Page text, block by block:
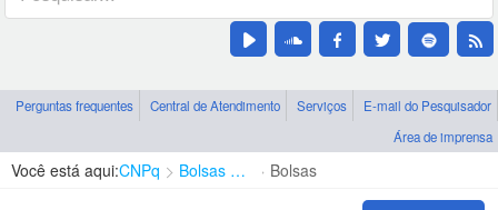
Perguntas frequentes Central de Atendimento Serviços
E-mail do Pesquisador
Área de imprensa
Você está aqui:CNPq Bolsas e Auxílios Vigentes Bolsas